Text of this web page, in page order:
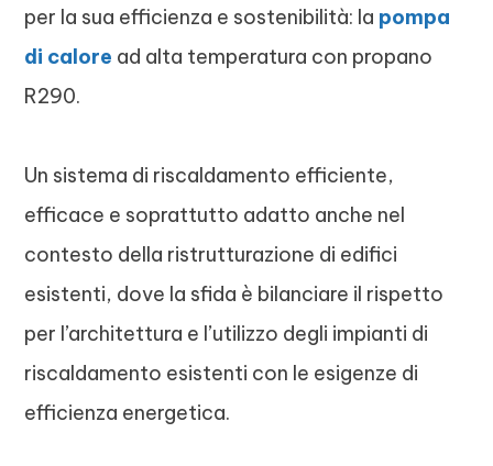
per la sua efficienza e sostenibilità: la pompa
di calore ad alta temperatura con propano
R290.
Un sistema di riscaldamento efficiente,
efficace e soprattutto adatto anche nel
contesto della ristrutturazione di edifici
esistenti, dove la sfida è bilanciare il rispetto
per l’architettura e l’utilizzo degli impianti di
riscaldamento esistenti con le esigenze di
efficienza energetica.